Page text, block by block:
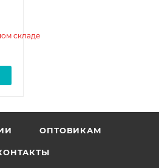
складе
ОПТОВИКАМ